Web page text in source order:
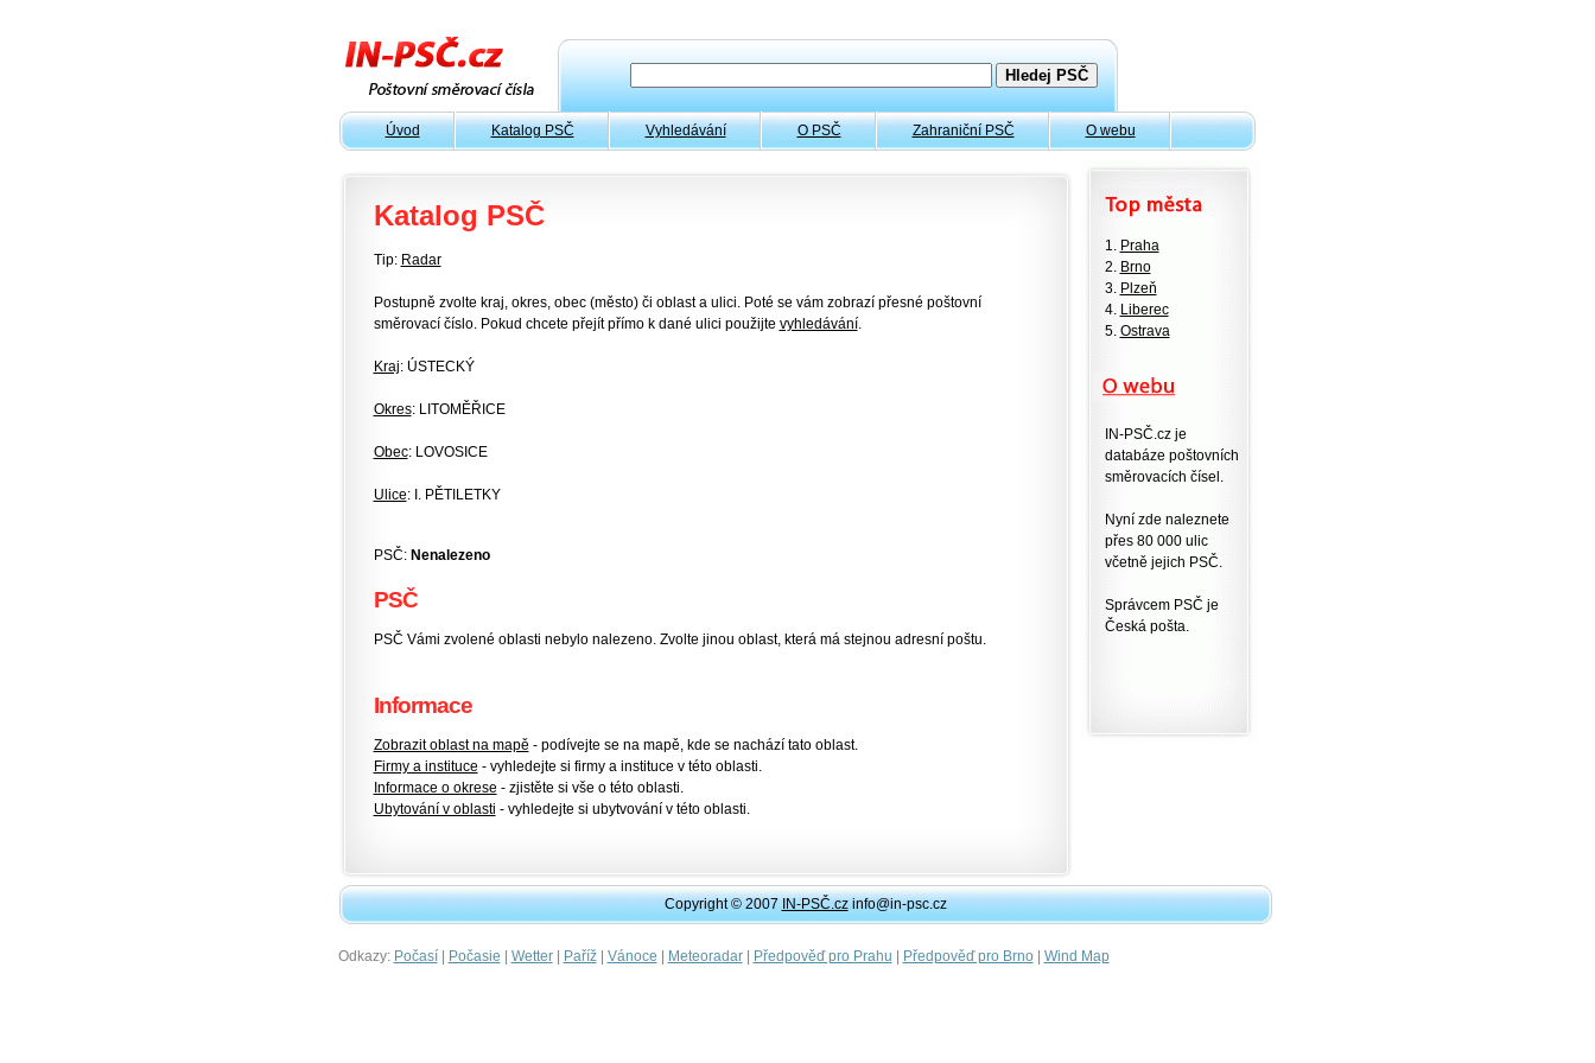
Úvod Katalog PSČ Vyhledávání O PSČ Zahraniční PSČ O webu
Katalog PSČ
Tip: Radar
Postupně zvolte kraj, okres, obec (město) či oblast a ulici. Poté se vám zobrazí přesné poštovní
směrovací číslo. Pokud chcete přejít přímo k dané ulici použijte vyhledávání.
Kraj: ÚSTECKÝ
Okres: LITOMĚŘICE
Obec: LOVOSICE
Ulice: I. PĚTILETKY
PSČ: Nenalezeno
PSČ
PSČ Vámi zvolené oblasti nebylo nalezeno. Zvolte jinou oblast, která má stejnou adresní poštu.
Informace
Zobrazit oblast na mapě - podívejte se na mapě, kde se nachází tato oblast.
Firmy a instituce - vyhledejte si firmy a instituce v této oblasti.
Informace o okrese - zjistěte si vše o této oblasti.
Ubytování v oblasti - vyhledejte si ubytvování v této oblasti.
1. Praha
2. Brno
3. Plzeň
4. Liberec
5. Ostrava
IN-PSČ.cz je
databáze poštovních
směrovacích čísel.
Nyní zde naleznete
přes 80 000 ulic
včetně jejich PSČ.
Správcem PSČ je
Česká pošta.
Copyright © 2007IN-PSČ.czinfo@in-psc.cz
Odkazy: Počasí| Počasie | Wetter| Paříž| Vánoce | Meteoradar| Předpověď pro Prahu | Předpověď pro Brno| Wind Map